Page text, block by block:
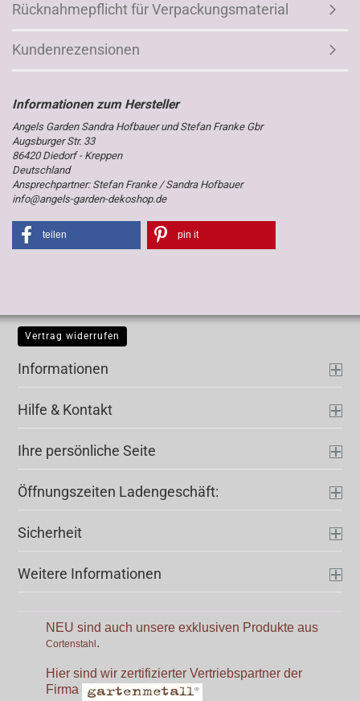
Rücknahmepflicht für Verpackungsmaterial
Kundenrezensionen
Angels Garden Sandra Hofbauer und Stefan Franke Gbr
Augsburger Str. 33
86420 Diedorf - Kreppen
Deutschland
Ansprechpartner: Stefan Franke / Sandra Hofbauer
info@angels-garden-dekoshop.de
teilen pin it
Vertrag widerrufen
Informationen
Hilfe & Kontakt
Ihre persönliche Seite
Öffnungszeiten Ladengeschäft:
Sicherheit
Weitere Informationen
NEU sind auch unsere exklusiven Produkte aus
Cortenstahl.
Hier sind wir zertifizierter Vertriebspartner der
Firma